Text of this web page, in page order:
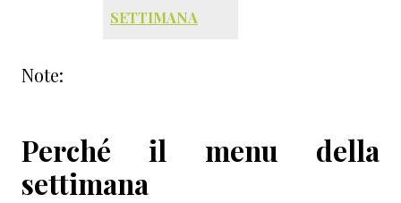
SETTIMANA
Note:
Perché il menu della
settimana